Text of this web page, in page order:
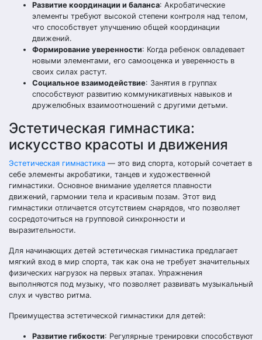
Развитие координации и баланса: Акробатические
элементы требуют высокой степени контроля над телом,
что способствует улучшению общей координации
движений.
Формирование уверенности: Когда ребенок овладевает
новыми элементами, его самооценка и уверенность в
своих силах растут.
Социальное взаимодействие: Занятия в группах
способствуют развитию коммуникативных навыков и
дружелюбных взаимоотношений с другими детьми.
Эстетическая гимнастика:
искусство красоты и движения
Эстетическая гимнастика — это вид спорта, который сочетает в
себе элементы акробатики, танцев и художественной
гимнастики. Основное внимание уделяется плавности
движений, гармонии тела и красивым позам. Этот вид
гимнастики отличается отсутствием снарядов, что позволяет
сосредоточиться на групповой синхронности и
выразительности.
Для начинающих детей эстетическая гимнастика предлагает
мягкий вход в мир спорта, так как она не требует значительных
физических нагрузок на первых этапах. Упражнения
выполняются под музыку, что позволяет развивать музыкальный
слух и чувство ритма.
Преимущества эстетической гимнастики для детей:
Развитие гибкости: Регулярные тренировки способствуют